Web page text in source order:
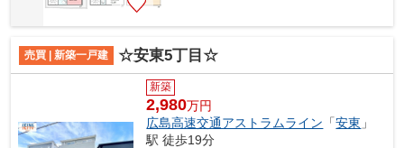
売買 | 新築一戸建 ☆安東5丁目☆
新築
2,980万円
広島高速交通アストラムライン 「安東 」
駅 徒歩19分